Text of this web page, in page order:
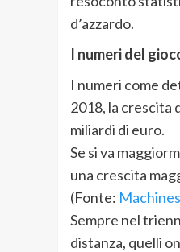
d’azzardo.
I numeri del
I numeri come
2018, la crescita
miliardi di euro.
Se si va
una crescita
(Fonte:
Sempre nel
distanza, quelli